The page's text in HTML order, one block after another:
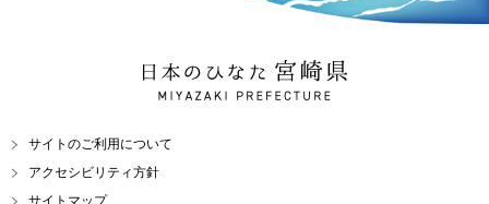
日本のひなた 宮崎県
MIYAZAKI PREFECTURE
サイトのご利用について
アクセシビリティ方針